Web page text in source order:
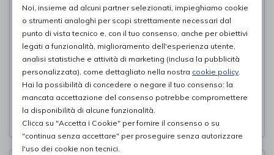
Coppia pesi polso/caviglia Toorx
diToorx
PROVA E ACQUISTA IN NEGOZIO DA
Noi, insieme ad alcuni partner selezionati, impieghiamo cookie
o strumenti analoghi per scopi strettamente necessari dal
punto di vista tecnico e, con il tuo consenso, anche per obiettivi
legati a funzionalità, miglioramento dell'esperienza utente,
analisi statistiche e attività di marketing (inclusa la pubblicità
personalizzata), come dettagliato nella nostra cookie policy.
Hai la possibilità di concedere o negare il tuo consenso: la
mancata accettazione del consenso potrebbe compromettere
la disponibilità di alcune funzionalità.
Clicca su "Accetta i Cookie" per fornire il consenso o su
"continua senza accettare" per proseguire senza autorizzare
l'uso dei cookie non tecnici.